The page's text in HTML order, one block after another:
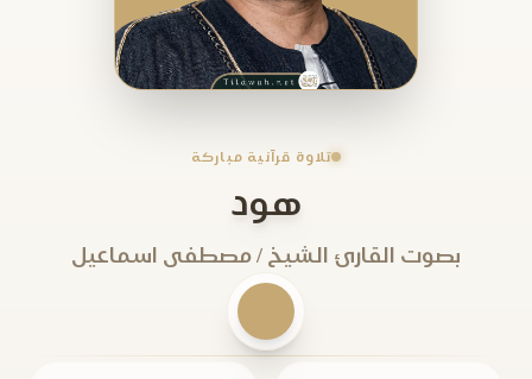
تلاوة قرآنية مباركة
هود
بصوت القارئ الشيخ / مصطفى اسماعيل